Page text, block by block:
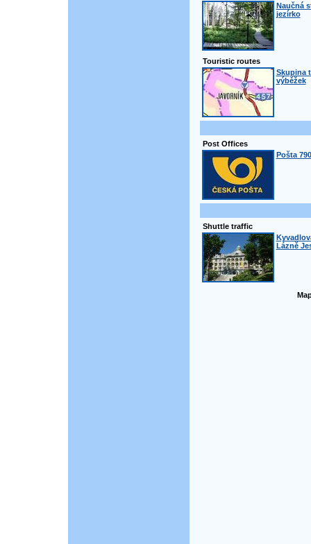
Naučná
jezírko
Touristic routes
Skupina
výběžek
Post Offices
Pošta
Shuttle traffic
Lázně